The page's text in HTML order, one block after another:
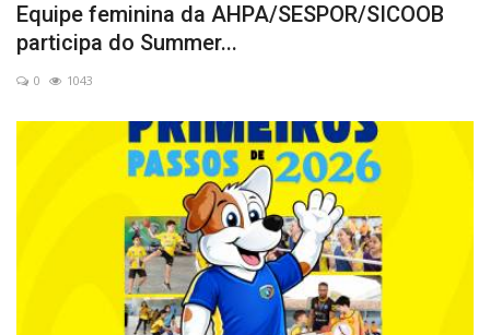
Equipe feminina da AHPA/SESPOR/SICOOB
participa do Summer...
0 1043